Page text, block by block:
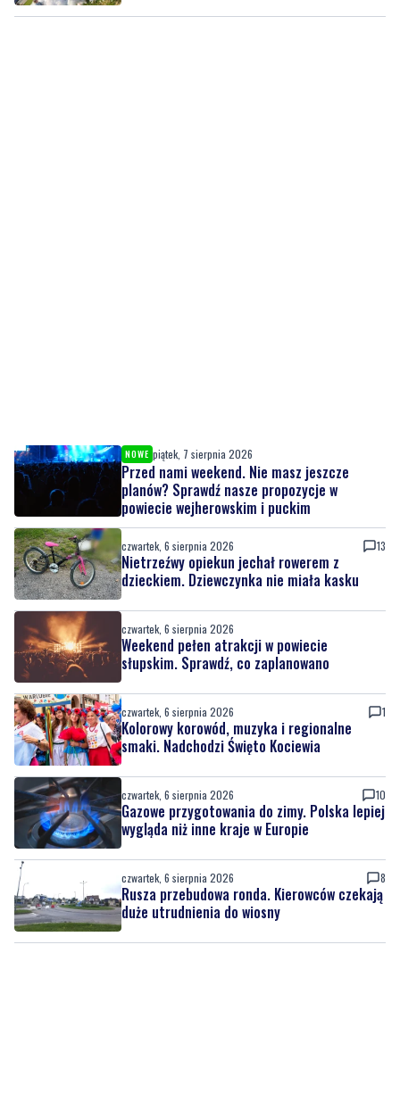
NOWE piątek, 7 sierpnia 2026
Przed nami weekend. Nie masz jeszcze
planów? Sprawdź nasze propozycje w
powiecie wejherowskim i puckim
czwartek, 6 sierpnia 2026 13
Nietrzeźwy opiekun jechał rowerem z
dzieckiem. Dziewczynka nie miała kasku
czwartek, 6 sierpnia 2026
Weekend pełen atrakcji w powiecie
słupskim. Sprawdź, co zaplanowano
czwartek, 6 sierpnia 2026 1
Kolorowy korowód, muzyka i regionalne
smaki. Nadchodzi Święto Kociewia
czwartek, 6 sierpnia 2026 10
Gazowe przygotowania do zimy. Polska lepiej
wygląda niż inne kraje w Europie
czwartek, 6 sierpnia 2026 8
Rusza przebudowa ronda. Kierowców czekają
duże utrudnienia do wiosny